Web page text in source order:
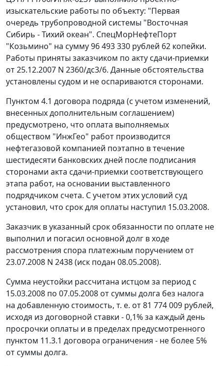
изыскательские работы по объекту: "Первая
очередь трубопроводной системы "Восточная
Сибирь - Тихий океан". СпецМорНефтеПорт
"Козьмино" на сумму 96 493 330 рублей 62 копейки.
Работы приняты заказчиком по акту сдачи-приемки
от 25.12.2007 N 2360/дс3/6. Данные обстоятельства
установлены судом и не оспариваются сторонами.
Пунктом 4.1 договора подряда (с учетом изменений,
внесенных дополнительным соглашением)
предусмотрено, что оплата выполняемых
обществом "ИнжГео" работ производится
нефтегазовой компанией поэтапно в течение
шестидесяти банковских дней после подписания
сторонами акта сдачи-приемки соответствующего
этапа работ, на основании выставленного
подрядчиком счета. С учетом этих условий суд
установил, что срок для оплаты наступил 15.03.2008.
Заказчик в указанный срок обязанности по оплате не
выполнил и погасил основной долг в ходе
рассмотрения спора платежным поручением от
23.07.2008 N 2438 (иск подан 08.05.2008).
Сумма неустойки рассчитана истцом за период с
15.03.2008 по 07.05.2008 от суммы долга без налога
на добавленную стоимость, т. е. от 81 774 009 рублей,
исходя из договорной ставки - 0,1% за каждый день
просрочки оплаты и в пределах предусмотренного
пунктом 11.3.1 договора ограничения - не более 5%
от суммы долга.